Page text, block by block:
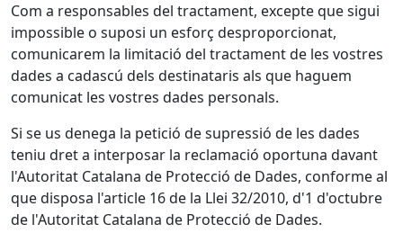
Com a responsables del tractament, excepte que sigui
impossible o suposi un esforç desproporcionat,
comunicarem la limitació del tractament de les vostres
dades a cadascú dels destinataris als que haguem
comunicat les vostres dades personals.
Si se us denega la petició de supressió de les dades
teniu dret a interposar la reclamació oportuna davant
l'Autoritat Catalana de Protecció de Dades, conforme al
que disposa l'article 16 de la Llei 32/2010, d'1 d'octubre
de l'Autoritat Catalana de Protecció de Dades.